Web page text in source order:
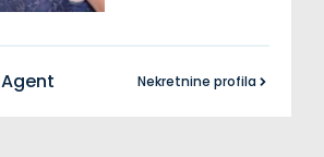
Agent Nekretnine profila